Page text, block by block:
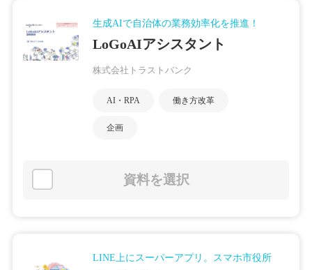
生成AIで自治体の業務効率化を推進！
LoGoAIアシスタント
株式会社トラストバンク
AI・RPA 働き方改革
企画
資料を選択
LINE上にスーパーアプリ。スマホ市役所